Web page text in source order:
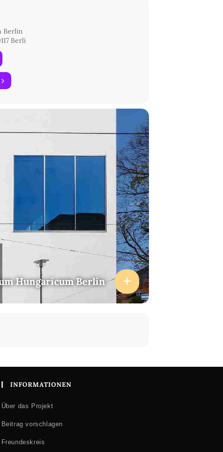
Berlin
Berli
Hungaricum Berlin
INFORMATIONEN
Über das Projekt
Beitrag vorschlagen
Freundeskreis